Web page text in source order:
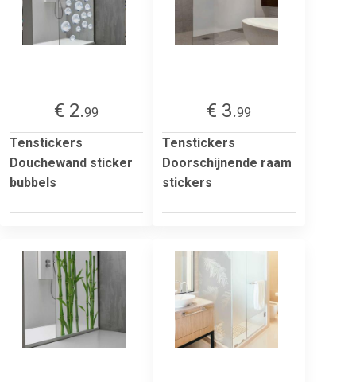
€ 2.99
Tenstickers
Douchewand sticker
bubbels
€ 3.99
Tenstickers
Doorschijnende raam
stickers